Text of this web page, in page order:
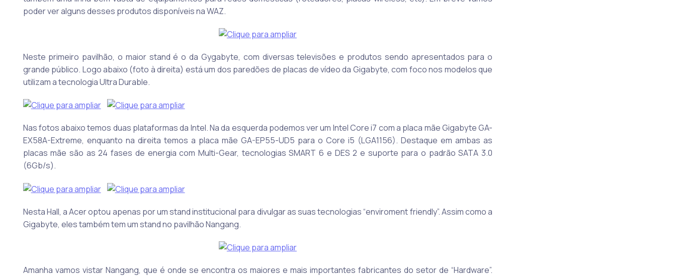
poder ver alguns desses produtos disponíveis na WAZ.
Neste primeiro pavilhão, o maior stand é o da Gygabyte, com diversas televisões e produtos sendo apresentados para o
grande público. Logo abaixo (foto à direita) está um dos paredões de placas de vídeo da Gigabyte, com foco nos modelos que
utilizam a tecnologia Ultra Durable.
Nas fotos abaixo temos duas plataformas da Intel. Na da esquerda podemos ver um Intel Core i7 com a placa mãe Gigabyte GA-
EX58A-Extreme, enquanto na direita temos a placa mãe GA-EP55-UD5 para o Core i5 (LGA1156). Destaque em ambas as
placas mãe são as 24 fases de energia com Multi-Gear, tecnologias SMART 6 e DES 2 e suporte para o padrão SATA 3.0
(6Gb/s).
Nesta Hall, a Acer optou apenas por um stand institucional para divulgar as suas tecnologias “enviroment friendly”. Assim como a
Gigabyte, eles também tem um stand no pavilhão Nangang.
Amanha vamos vistar Nangang, que é onde se encontra os maiores e mais importantes fabricantes do setor de “Hardware”.